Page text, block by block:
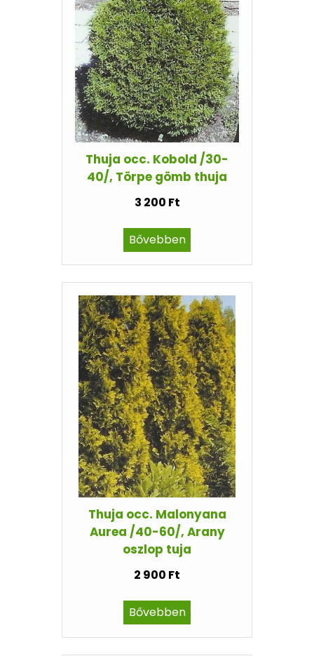
Thuja occ. Kobold /30-
40/, Törpe gömb thuja
3 200 Ft
Bővebben
Thuja occ. Malonyana
Aurea /40-60/, Arany
oszlop tuja
2 900 Ft
Bővebben